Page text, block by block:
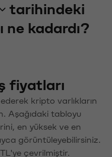
tarihindeki
ne kadardı?
fiyatları
kripto varlıkların
Aşağıdaki tabloyu
en yüksek ve en
görüntüleyebilirsiniz.
çevrilmiştir.